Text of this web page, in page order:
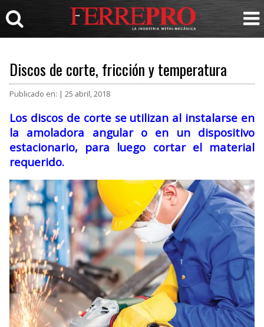
Discos de corte, fricción y temperatura
Publicado en: | 25 abril, 2018
Los discos de corte se utilizan al instalarse en
la amoladora angular o en un dispositivo
estacionario, para luego cortar el material
requerido.